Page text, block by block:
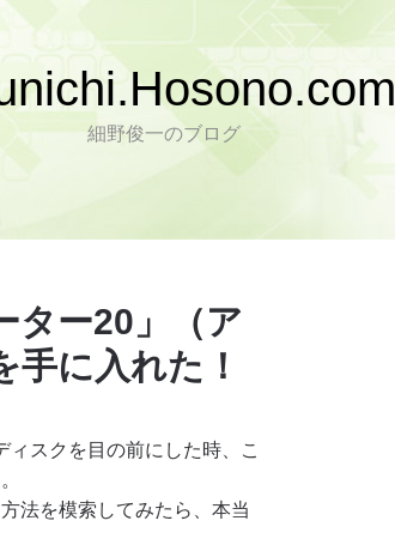
細野俊一のブログ
ター20」（ア
に入れた！
スクを目の前にした時、こ
法を模索してみたら、本当